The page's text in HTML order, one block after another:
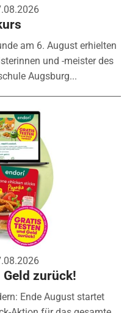
am 6. August erhielten
und -meister des
Augsburg...
zurück!
Ende August startet